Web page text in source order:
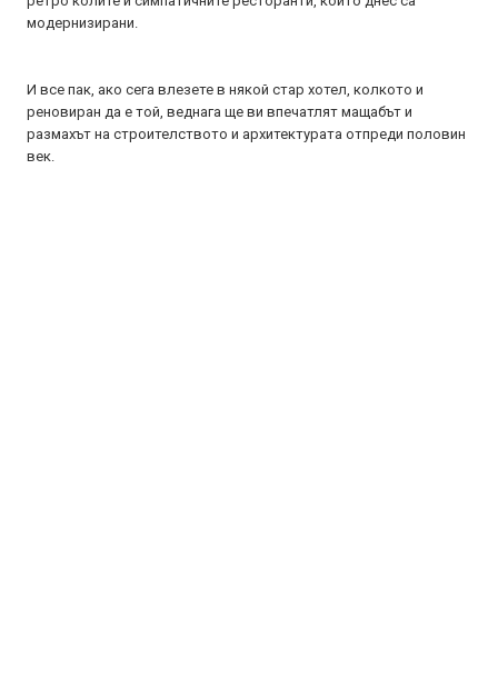
модернизирани.
И все пак, ако сега влезете в някой стар хотел, колкото и
реновиран да е той, веднага ще ви впечатлят мащабът и
размахът на строителството и архитектурата отпреди половин
век.